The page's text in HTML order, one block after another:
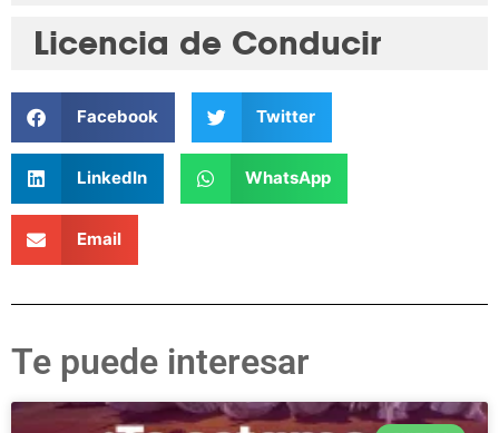
Licencia de Conducir
Facebook Twitter
LinkedIn WhatsApp
Email
Te puede interesar